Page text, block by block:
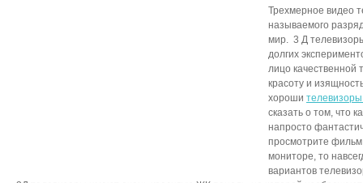
Трехмерное видео
называемого
мир. 3 Д
долгих
лицо качественной
красоту и
хороши
сказать о том, что
напросто
просмотрите
мониторе, то
вариантов